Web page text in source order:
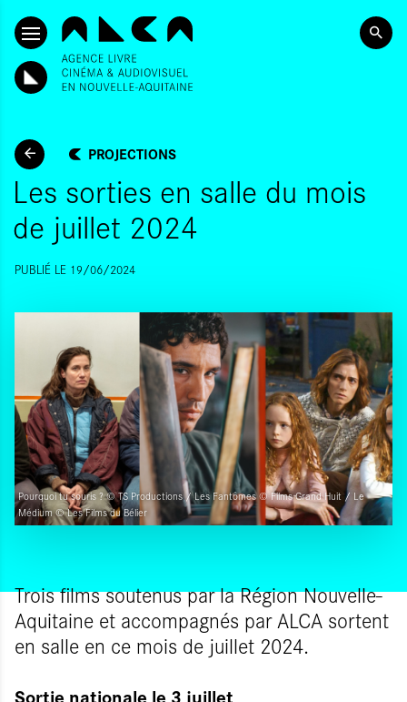
ALLER AU CONTENU PRINCIPAL
PROJECTIONS
Les sorties en salle du mois
de juillet 2024
PUBLIÉ LE 19/06/2024
Pourquoi tu souris ? © TS Productions / Les Fantômes © Films Grand Huit / Le
Médium © Les Films du Bélier
Trois films soutenus par la Région Nouvelle-
Aquitaine et accompagnés par ALCA sortent
en salle en ce mois de juillet 2024.
Sortie nationale le 3 juillet